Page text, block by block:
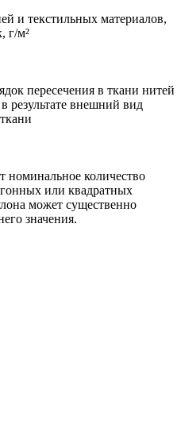
и текстильных материалов,
г/м²
пересечения в ткани нитей
результате внешний вид
номинальное количество
или квадратных
может существенно
значения.